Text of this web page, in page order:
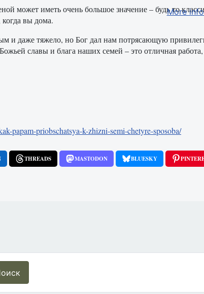
может иметь очень большое значение – будь то
когда вы дома.
и даже тяжело, но Бог дал нам потрясающую
славы и блага наших семей – это отличная
papam-priobschatsya-k-zhizni-semi-chetyre-sposoba/
THREADS MASTODON BLUESKY
под лозунгом «Иоанн Павел II. «Цивилизация жизни»
More